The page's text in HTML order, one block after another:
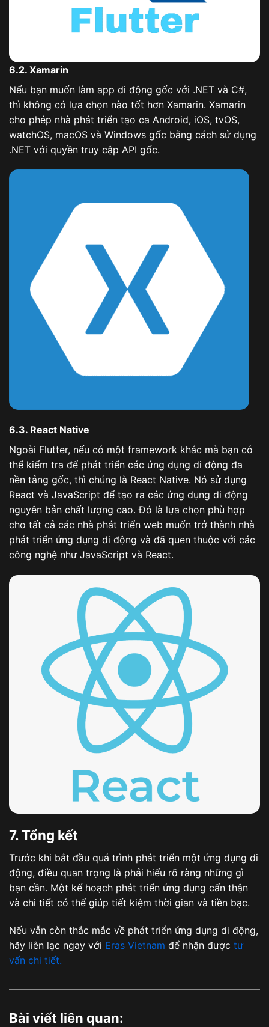
6.2. Xamarin
Nếu bạn muốn làm app di động gốc với .NET và C#,
thì không có lựa chọn nào tốt hơn Xamarin. Xamarin
cho phép nhà phát triển tạo ca Android, iOS, tvOS,
watchOS, macOS và Windows gốc bằng cách sử dụng
.NET với quyền truy cập API gốc.
6.3. React Native
Ngoài Flutter, nếu có một framework khác mà bạn có
thể kiểm tra để phát triển các ứng dụng di động đa
nền tảng gốc, thì chúng là React Native. Nó sử dụng
React và JavaScript để tạo ra các ứng dụng di động
nguyên bản chất lượng cao. Đó là lựa chọn phù hợp
cho tất cả các nhà phát triển web muốn trở thành nhà
phát triển ứng dụng di động và đã quen thuộc với các
công nghệ như JavaScript và React.
7. Tổng kết
Trước khi bắt đầu quá trình phát triển một ứng dụng di
động, điều quan trọng là phải hiểu rõ ràng những gì
bạn cần. Một kế hoạch phát triển ứng dụng cẩn thận
và chi tiết có thể giúp tiết kiệm thời gian và tiền bạc.
Nếu vẫn còn thắc mắc về phát triển ứng dụng di động,
hãy liên lạc ngay với Eras Vietnam để nhận được tư
vấn chi tiết.
Bài viết liên quan: